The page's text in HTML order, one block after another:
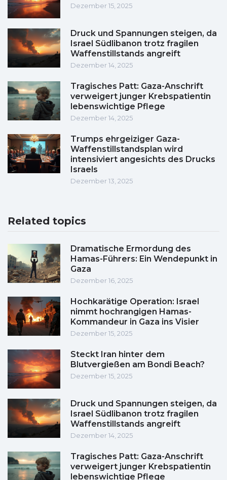
Dezember 15, 2025
Druck und Spannungen steigen, da
Israel Südlibanon trotz fragilen
Waffenstillstands angreift
Dezember 14, 2025
Tragisches Patt: Gaza-Anschrift
verweigert junger Krebspatientin
lebenswichtige Pflege
Dezember 14, 2025
Trumps ehrgeiziger Gaza-
Waffenstillstandsplan wird
intensiviert angesichts des Drucks
Israels
Dezember 13, 2025
Related topics
Dramatische Ermordung des
Hamas-Führers: Ein Wendepunkt in
Gaza
Dezember 16, 2025
Hochkarätige Operation: Israel
nimmt hochrangigen Hamas-
Kommandeur in Gaza ins Visier
Dezember 15, 2025
Steckt Iran hinter dem
Blutvergießen am Bondi Beach?
Dezember 15, 2025
Druck und Spannungen steigen, da
Israel Südlibanon trotz fragilen
Waffenstillstands angreift
Dezember 14, 2025
Tragisches Patt: Gaza-Anschrift
verweigert junger Krebspatientin
lebenswichtige Pflege